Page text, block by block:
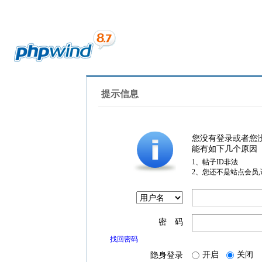
提示信息
您没有登录或者您
能有如下几个原因
1、帖子ID非法
2、您还不是站点会员
密 码
找回密码
隐身登录 开启 关闭